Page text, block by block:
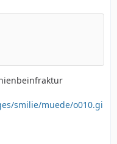
smilie/muede/o010.gi